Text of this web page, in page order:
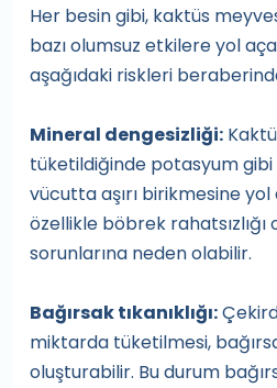
Her besin gibi, kaktüs
bazı olumsuz etkilere yol
aşağıdaki riskleri
Mineral dengesizliği:
tüketildiğinde potasyum gibi
vücutta aşırı birikmesine
özellikle böbrek
sorunlarına neden olabilir.
Bağırsak tıkanıklığı:
miktarda tüketilmesi,
oluşturabilir. Bu durum